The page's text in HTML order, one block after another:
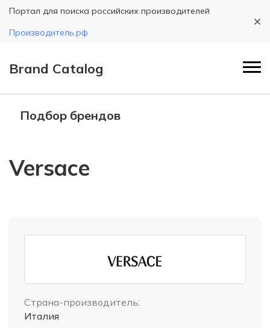
Портал для поиска российских производителей
Производитель.рф
Brand Catalog
Подбор брендов
Versace
Страна-производитель:
Италия